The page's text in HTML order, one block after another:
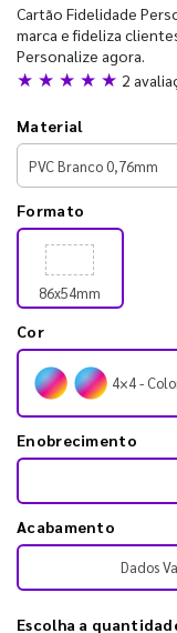
Cartão Fidelidade
marca e fideliza
Personalize agora.
★ ★ ★ ★ ★ 2
Material
Formato
86x54mm
Cor
4×4 -
Enobrecimento
Acabamento
Dados
Escolha a